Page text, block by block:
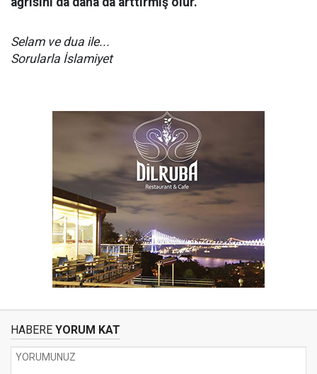
Selam ve dua ile...
Sorularla İslamiyet
HABERE YORUM KAT